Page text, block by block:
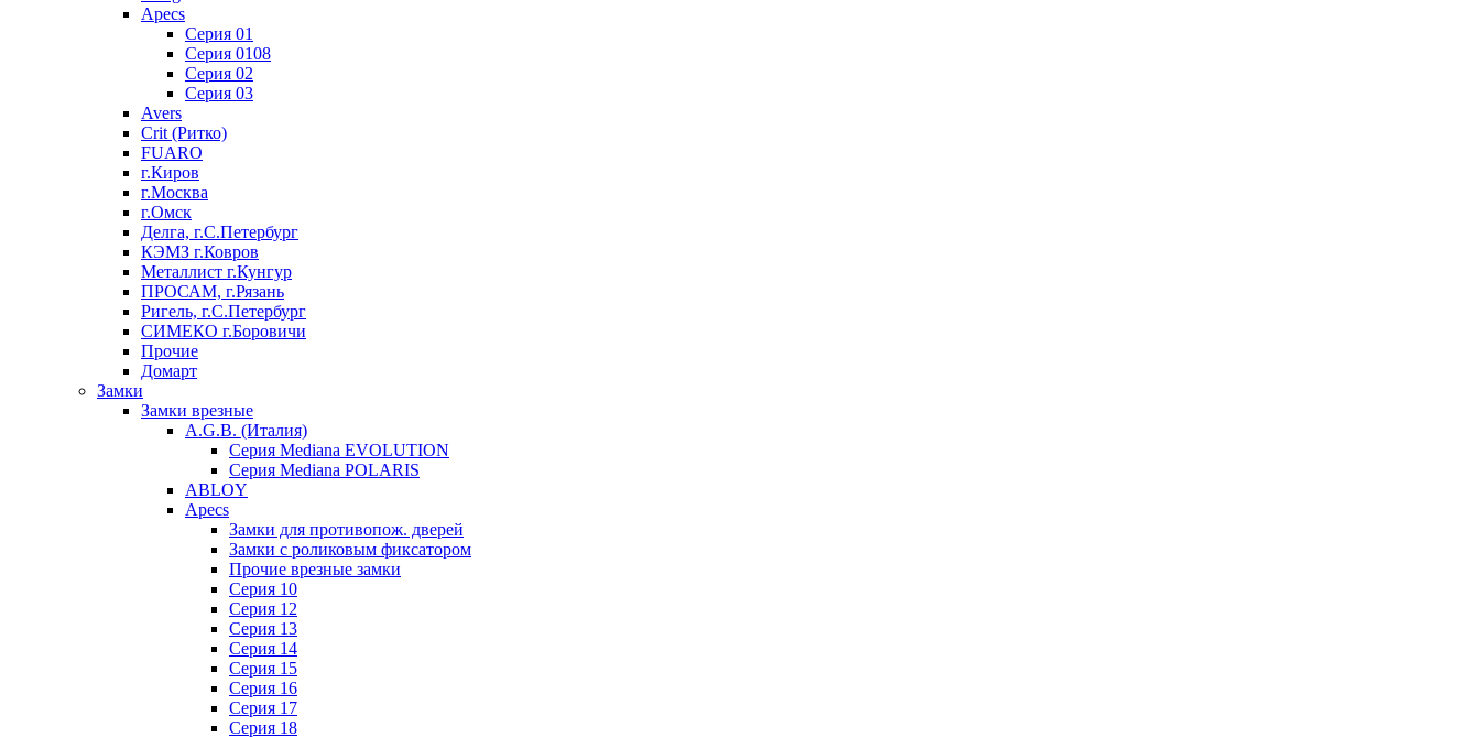
Apecs
Серия 01
Серия 0108
Серия 02
Серия 03
Avers
Crit (Ритко)
FUARO
г.Киров
г.Москва
г.Омск
Делга, г.С.Петербург
КЭМЗ г.Ковров
Металлист г.Кунгур
ПРОСАМ, г.Рязань
Ригель, г.С.Петербург
СИМЕКО г.Боровичи
Прочие
Домарт
Замки
Замки врезные
A.G.B. (Италия)
Серия Mediana EVOLUTION
Серия Mediana POLARIS
ABLOY
Apecs
Замки для противопож. дверей
Замки с роликовым фиксатором
Прочие врезные замки
Серия 10
Серия 12
Серия 13
Серия 14
Серия 15
Серия 16
Серия 17
Серия 18